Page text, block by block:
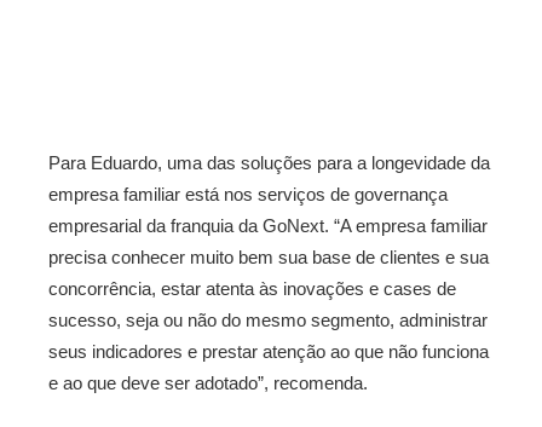
Para Eduardo, uma das soluções para a longevidade da
empresa familiar está nos serviços de governança
empresarial da franquia da GoNext. “A empresa familiar
precisa conhecer muito bem sua base de clientes e sua
concorrência, estar atenta às inovações e cases de
sucesso, seja ou não do mesmo segmento, administrar
seus indicadores e prestar atenção ao que não funciona
e ao que deve ser adotado”, recomenda.